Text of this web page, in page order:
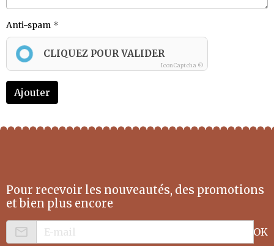
Anti-spam
CLIQUEZ POUR VALIDER
IconCaptcha ©
Ajouter
Pour recevoir les nouveautés, des promotions
et bien plus encore
OK